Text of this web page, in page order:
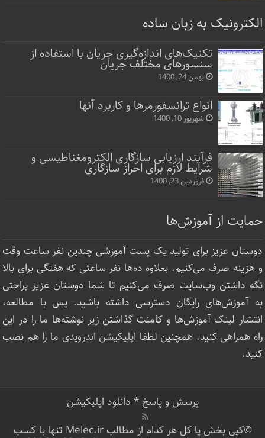
الکترونیک به زبان ساده
تکنیک‌های اندازه‌گیری جریان با استفاده از
سنسورهای مختلف جریان
بهمن 24, 1400
انواع ترانسفورمرها و کاربرد آنها
شهریور 10, 1400
فرآیند ارزیابی سازگاری الکترومغناطیسی و
شرایط لازم برای احراز سازگاری
فروردین 23, 1400
حمایت از آموزش‌ها
دوستان عزیز برای تولید یک پست آموزشی چندین نفر ساعت‌ وقت
و هزینه صرف می‌کنیم. بعلاوه ده‌ها نفر ساعتی که هفتگی برای بالا
نگه داشتن وب‌سایت صرف ‌می‌کنیم تا شما دوستان عزیز براحتی
به آموزش‌های رایگان دسترسی داشته باشید. پس با مطالعه،
انتشار لینک‌ آموزش‌ها و کامنت گذاشتن زیر نوشته‌‌ها ما را در این
راه همراهی کنید. همچنین لطفا اپلیکیشن اندرویدی ما را هم نصب
کنید.
پرسش و پاسخ* دانلود اپلیکیشن
©کپی بخش یا کل هر کدام از مطالب Melec.ir تنها با کسب